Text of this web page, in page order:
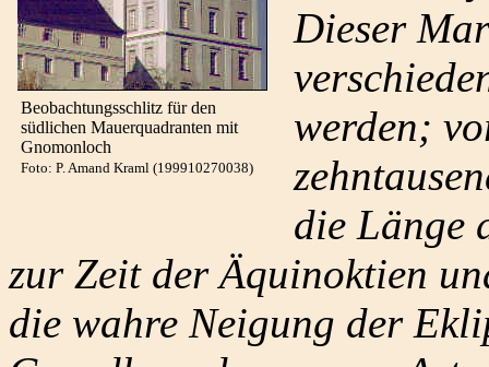
Beobachtungsschlitz für den
südlichen Mauerquadranten mit
Gnomonloch
Foto: P. Amand Kraml (199910270038)
Dieser
werden;
die Länge
zur Zeit der Äquinoktien
die wahre Neigung der